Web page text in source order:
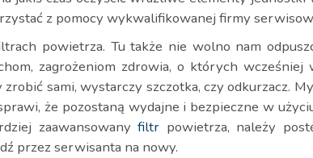
z pomocy wykwalifikowanej firmy
powietrza. Tu także nie wolno nam
zagrożeniom zdrowia, o których wcześniej
sami, wystarczy szczotka, czy odkurzacz.
że pozostaną wydajne i bezpieczne w
zaawansowany filtr powietrza, należy
przez serwisanta na nowy.